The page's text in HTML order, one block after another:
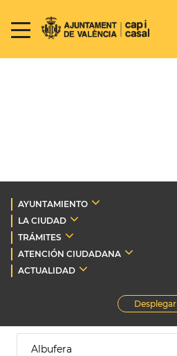
AYUNTAMIENTO
LA CIUDAD
TRÁMITES
ATENCIÓN CIUDADANA
ACTUALIDAD
Desplegar
Albufera